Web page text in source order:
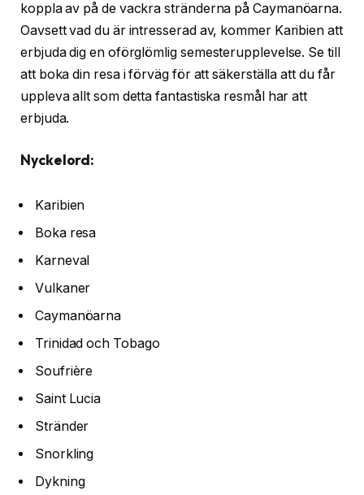
koppla av på de vackra stränderna på Caymanöarna.
Oavsett vad du är intresserad av, kommer Karibien att
erbjuda dig en oförglömlig semesterupplevelse. Se till
att boka din resa i förväg för att säkerställa att du får
uppleva allt som detta fantastiska resmål har att
erbjuda.
Nyckelord:
Karibien
Boka resa
Karneval
Vulkaner
Caymanöarna
Trinidad och Tobago
Soufrière
Saint Lucia
Stränder
Snorkling
Dykning